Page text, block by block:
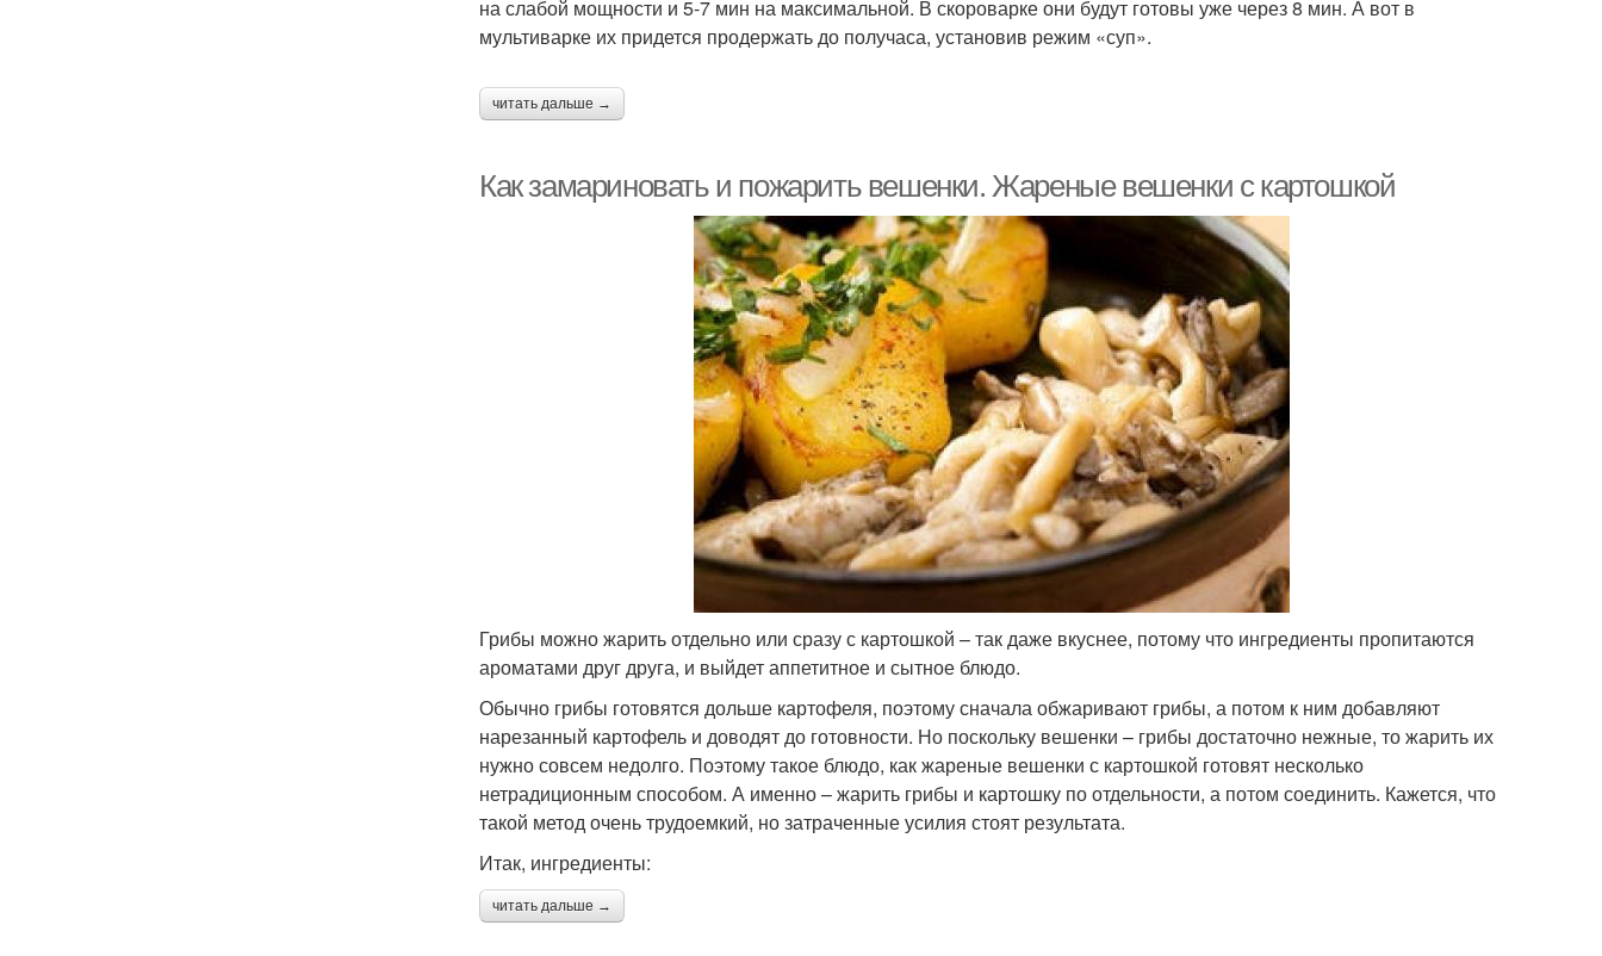
на слабой мощности и 5-7 мин на максимальной. В скороварке они будут готовы уже через 8 мин. А вот в
мультиварке их придется продержать до получаса, установив режим «суп».
читать дальше →
Как замариновать и пожарить вешенки. Жареные вешенки с картошкой
Грибы можно жарить отдельно или сразу с картошкой – так даже вкуснее, потому что ингредиенты пропитаются
ароматами друг друга, и выйдет аппетитное и сытное блюдо.
Обычно грибы готовятся дольше картофеля, поэтому сначала обжаривают грибы, а потом к ним добавляют
нарезанный картофель и доводят до готовности. Но поскольку вешенки – грибы достаточно нежные, то жарить их
нужно совсем недолго. Поэтому такое блюдо, как жареные вешенки с картошкой готовят несколько
нетрадиционным способом. А именно – жарить грибы и картошку по отдельности, а потом соединить. Кажется, что
такой метод очень трудоемкий, но затраченные усилия стоят результата.
Итак, ингредиенты:
читать дальше →